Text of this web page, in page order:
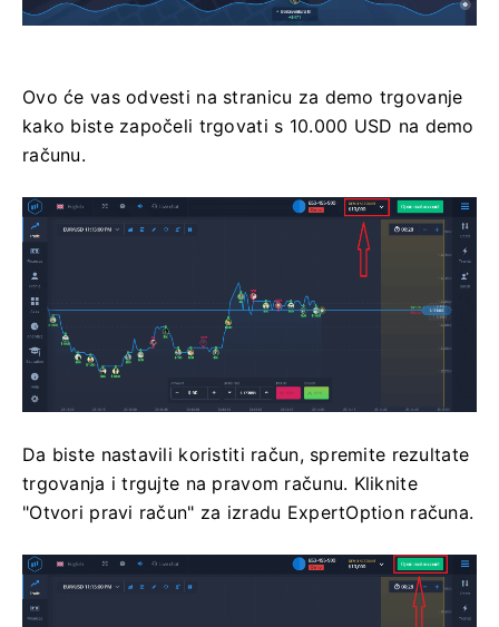
Ovo će vas odvesti na stranicu za demo trgovanje
kako biste započeli trgovati s 10.000 USD na demo
računu.
Da biste nastavili koristiti račun, spremite rezultate
trgovanja i trgujte na pravom računu. Kliknite
"Otvori pravi račun" za izradu ExpertOption računa.